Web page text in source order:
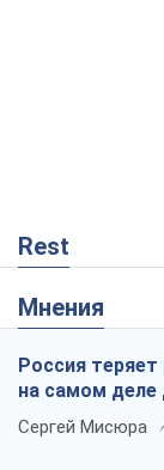
Rest
Мнения
Россия
на самом деле
Сергей Мисюра